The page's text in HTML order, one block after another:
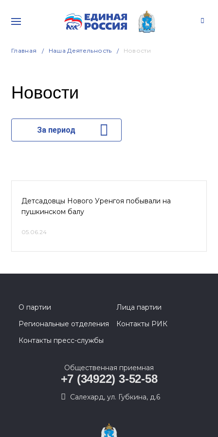
Главная Наша Деятельность Новости
Новости
За период
Детсадовцы Нового Уренгоя побывали на
пушкинском балу
05.06.24
О партии
Лица партии
Региональные отделения
Контакты РИК
Контакты пресс-службы
Общественная приемная
+7 (34922) 3-52-58
Салехард, ул. Губкина, д.6